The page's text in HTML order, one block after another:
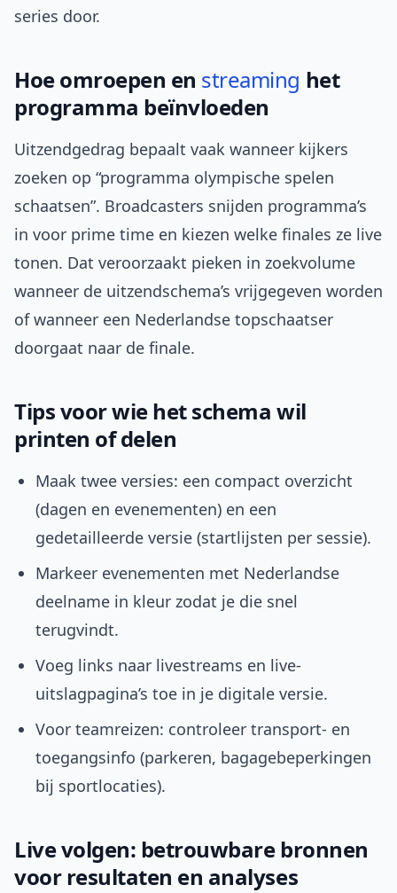
series door.
Hoe omroepen en streaming het
programma beïnvloeden
Uitzendgedrag bepaalt vaak wanneer kijkers
zoeken op “programma olympische spelen
schaatsen”. Broadcasters snijden programma’s
in voor prime time en kiezen welke finales ze live
tonen. Dat veroorzaakt pieken in zoekvolume
wanneer de uitzendschema’s vrijgegeven worden
of wanneer een Nederlandse topschaatser
doorgaat naar de finale.
Tips voor wie het schema wil
printen of delen
Maak twee versies: een compact overzicht
(dagen en evenementen) en een
gedetailleerde versie (startlijsten per sessie).
Markeer evenementen met Nederlandse
deelname in kleur zodat je die snel
terugvindt.
Voeg links naar livestreams en live-
uitslagpagina’s toe in je digitale versie.
Voor teamreizen: controleer transport- en
toegangsinfo (parkeren, bagagebeperkingen
bij sportlocaties).
Live volgen: betrouwbare bronnen
voor resultaten en analyses